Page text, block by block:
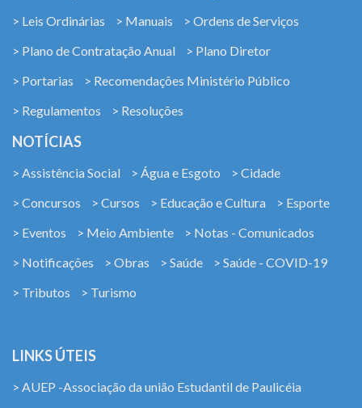
> Leis Ordinárias
> Manuais
> Ordens de Serviços
> Plano de Contratação Anual
> Plano Diretor
> Portarias
> Recomendações Ministério Público
> Regulamentos
> Resoluções
NOTÍCIAS
> Assistência Social > Água e Esgoto
> Cidade
> Concursos
> Cursos > Educação e Cultura
> Esporte
> Eventos
> Meio Ambiente
> Notas - Comunicados
> Notificações
> Obras > Saúde
> Saúde - COVID-19
> Tributos
> Turismo
LINKS ÚTEIS
> AUEP -Associação da união Estudantil de Paulicéia